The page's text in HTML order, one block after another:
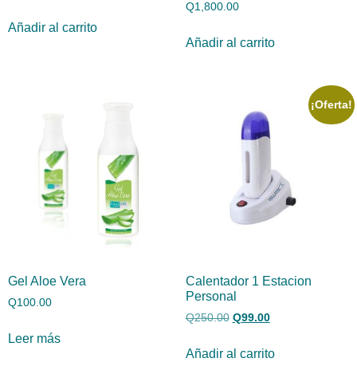
Añadir al carrito
Q1,800.00
Añadir al carrito
Gel Aloe Vera
Q100.00
Leer más
¡Oferta!
Calentador 1 Estacion
Personal
Q250.00 Q99.00
Añadir al carrito